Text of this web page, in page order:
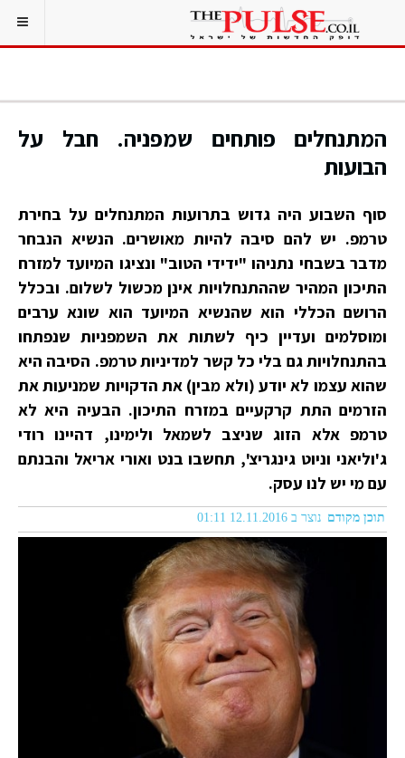
המתנחלים פותחים שמפניה. חבל על
הבועות
סוף השבוע היה גדוש בתרועות המתנחלים על בחירת
טרמפ. יש להם סיבה להיות מאושרים. הנשיא הנבחר
מדבר בשבחי נתניהו "ידידי הטוב" ונציגו המיועד למזרח
התיכון המהיר שההתנחלויות אינן מכשול לשלום. ובכלל
הרושם הכללי הוא שהנשיא המיועד הוא שונא ערבים
ומוסלמים ועדיין כיף לשתות את השמפניות שנפתחו
בהתנחלויות גם בלי כל קשר למדיניות טרמפ. הסיבה היא
שהוא עצמו לא יודע (ולא מבין) את הדקויות שמניעות את
הזרמים התת קרקעיים במזרח התיכון. הבעיה היא לא
טרמפ אלא הזוג שניצב לשמאל ולימינו, דהיינו רודי
ג'וליאני וניוט גינגריצ', תחשבו בנט ואורי אריאל והבנתם
עם מי יש לנו עסק.
תוכן מקודם נוצר ב 12.11.2016 01:11